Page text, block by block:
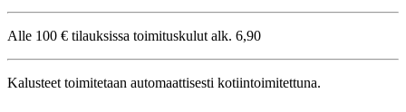
Alle 100 € tilauksissa toimituskulut alk. 6,90
Kalusteet toimitetaan automaattisesti kotiintoimitettuna.